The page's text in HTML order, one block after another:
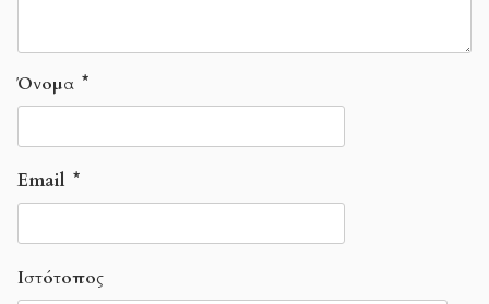
Όνομα *
Email *
Ιστότοπος